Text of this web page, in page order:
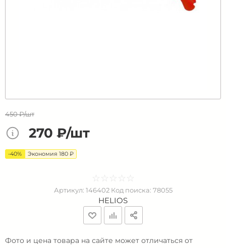
450 ₽/шт
270 ₽/шт
-40% Экономия 180 ₽
☆ ☆ ☆ ☆ ☆
★ ★ ★ ★ ★
Артикул: 146402 Код поиска: 78055
HELIOS
Фото и цена товара на сайте может отличаться от